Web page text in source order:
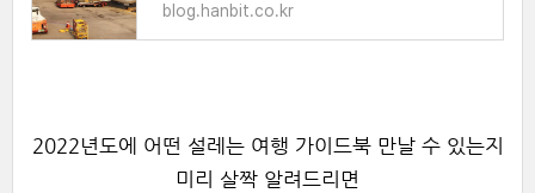
blog.hanbit.co.kr
2022년도에 어떤 설레는 여행 가이드북 만날 수 있는지
미리 살짝 알려드리면